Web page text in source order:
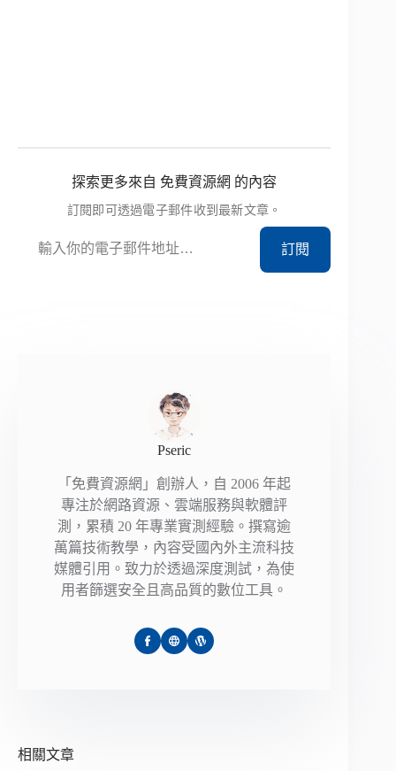
探索更多來自 免費資源網 的內容
訂閱即可透過電子郵件收到最新文章。
訂閱
Pseric
「免費資源網」創辦人，自 2006 年起
專注於網路資源、雲端服務與軟體評
測，累積 20 年專業實測經驗。撰寫逾
萬篇技術教學，內容受國內外主流科技
媒體引用。致力於透過深度測試，為使
用者篩選安全且高品質的數位工具。
相關文章